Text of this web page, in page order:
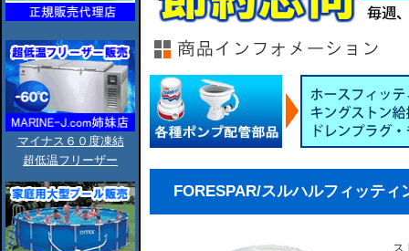
マイナス６０度凍結
超低温フリーザー
FORESPAR/スルハルフィッテ
ス